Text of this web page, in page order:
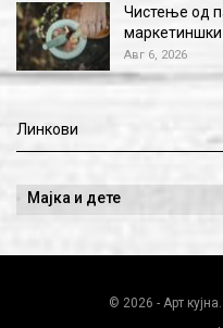
Чистење од
маркетиншки
Авг 6, 2026
Линкови
Мајка и дете
© 2026 - Арт